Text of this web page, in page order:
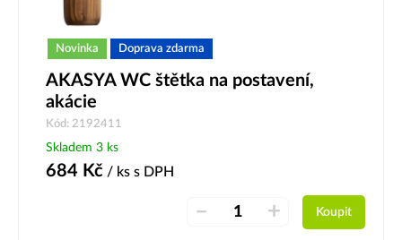
Novinka Doprava zdarma
AKASYA WC štětka na postavení,
akácie
Kód: 2192411
Skladem 3 ks
684 Kč / ks s DPH
– + Koupit